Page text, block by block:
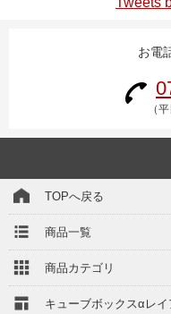
お電
（
TOPへ戻る
商品一覧
商品カテゴリ
キューブボックスαレイ